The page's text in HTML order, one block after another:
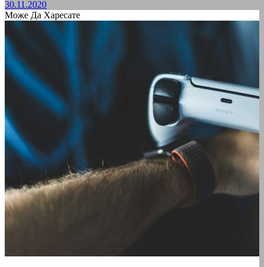
30.11.2020
Може Да Харесате